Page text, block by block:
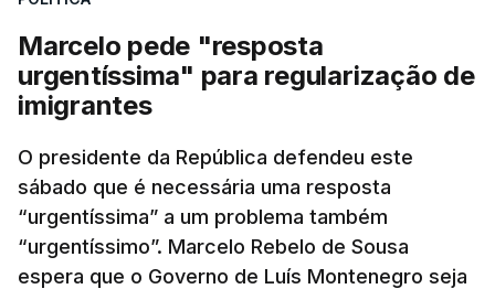
Marcelo pede "resposta
urgentíssima" para regularização de
imigrantes
O presidente da República defendeu este
sábado que é necessária uma resposta
“urgentíssima” a um problema também
“urgentíssimo”. Marcelo Rebelo de Sousa
espera que o Governo de Luís Montenegro seja